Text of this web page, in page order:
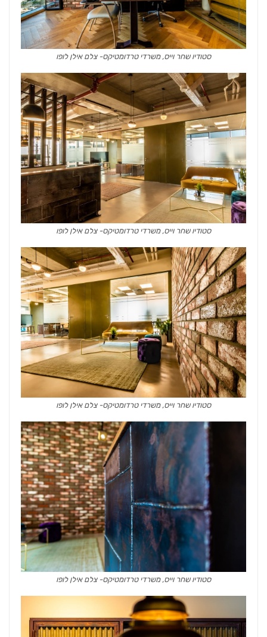
סטודיו שחר וייס, משרדי טרדומטיקס- צלם אילן לופו
סטודיו שחר וייס, משרדי טרדומטיקס- צלם אילן לופו
סטודיו שחר וייס, משרדי טרדומטיקס- צלם אילן לופו
סטודיו שחר וייס, משרדי טרדומטיקס- צלם אילן לופו